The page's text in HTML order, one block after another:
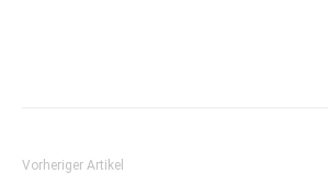
Vorheriger Artikel